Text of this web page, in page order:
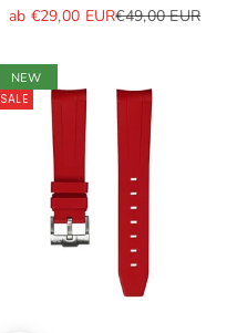
Angebot
ab €29,00 EURRegulärer Preis
€49,00 EUR
NEW
SALE